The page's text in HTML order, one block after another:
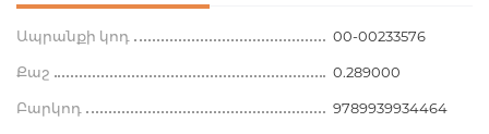
Ապրանքի կոդ 00-00233576
Քաշ 0.289000
Բարկոդ 9789939934464